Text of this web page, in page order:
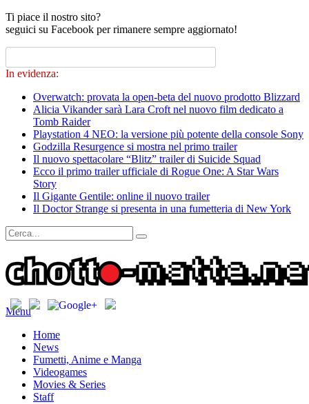
Ti piace il nostro sito?
seguici su Facebook per rimanere sempre aggiornato!
In evidenza:
Overwatch: provata la open-beta del nuovo prodotto Blizzard
Alicia Vikander sarà Lara Croft nel nuovo film dedicato a
Tomb Raider
Playstation 4 NEO: la versione più potente della console Sony
Godzilla Resurgence si mostra nel primo trailer
Il nuovo spettacolare “Blitz” trailer di Suicide Squad
Ecco il primo trailer ufficiale di Rogue One: A Star Wars
Story
Il Gigante Gentile: online il nuovo trailer
Il Doctor Strange si presenta in una fumetteria di New York
Menu
Home
News
Fumetti, Anime e Manga
Videogames
Movies & Series
Staff